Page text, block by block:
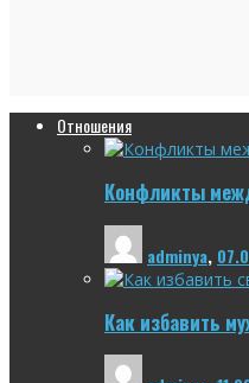
Отношения
Конфликты
adminya,
Как избавить